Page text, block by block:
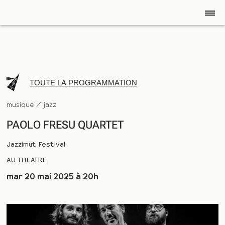
TOUTE LA PROGRAMMATION
musique / jazz
PAOLO FRESU QUARTET
Jazzimut Festival
AU THEATRE
mar 20 mai 2025 à 20h